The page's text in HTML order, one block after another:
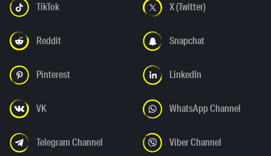
TikTok X (Twitter)
Reddit Snapchat
Pinterest LinkedIn
VK WhatsApp Channel
Telegram Channel Viber Channel